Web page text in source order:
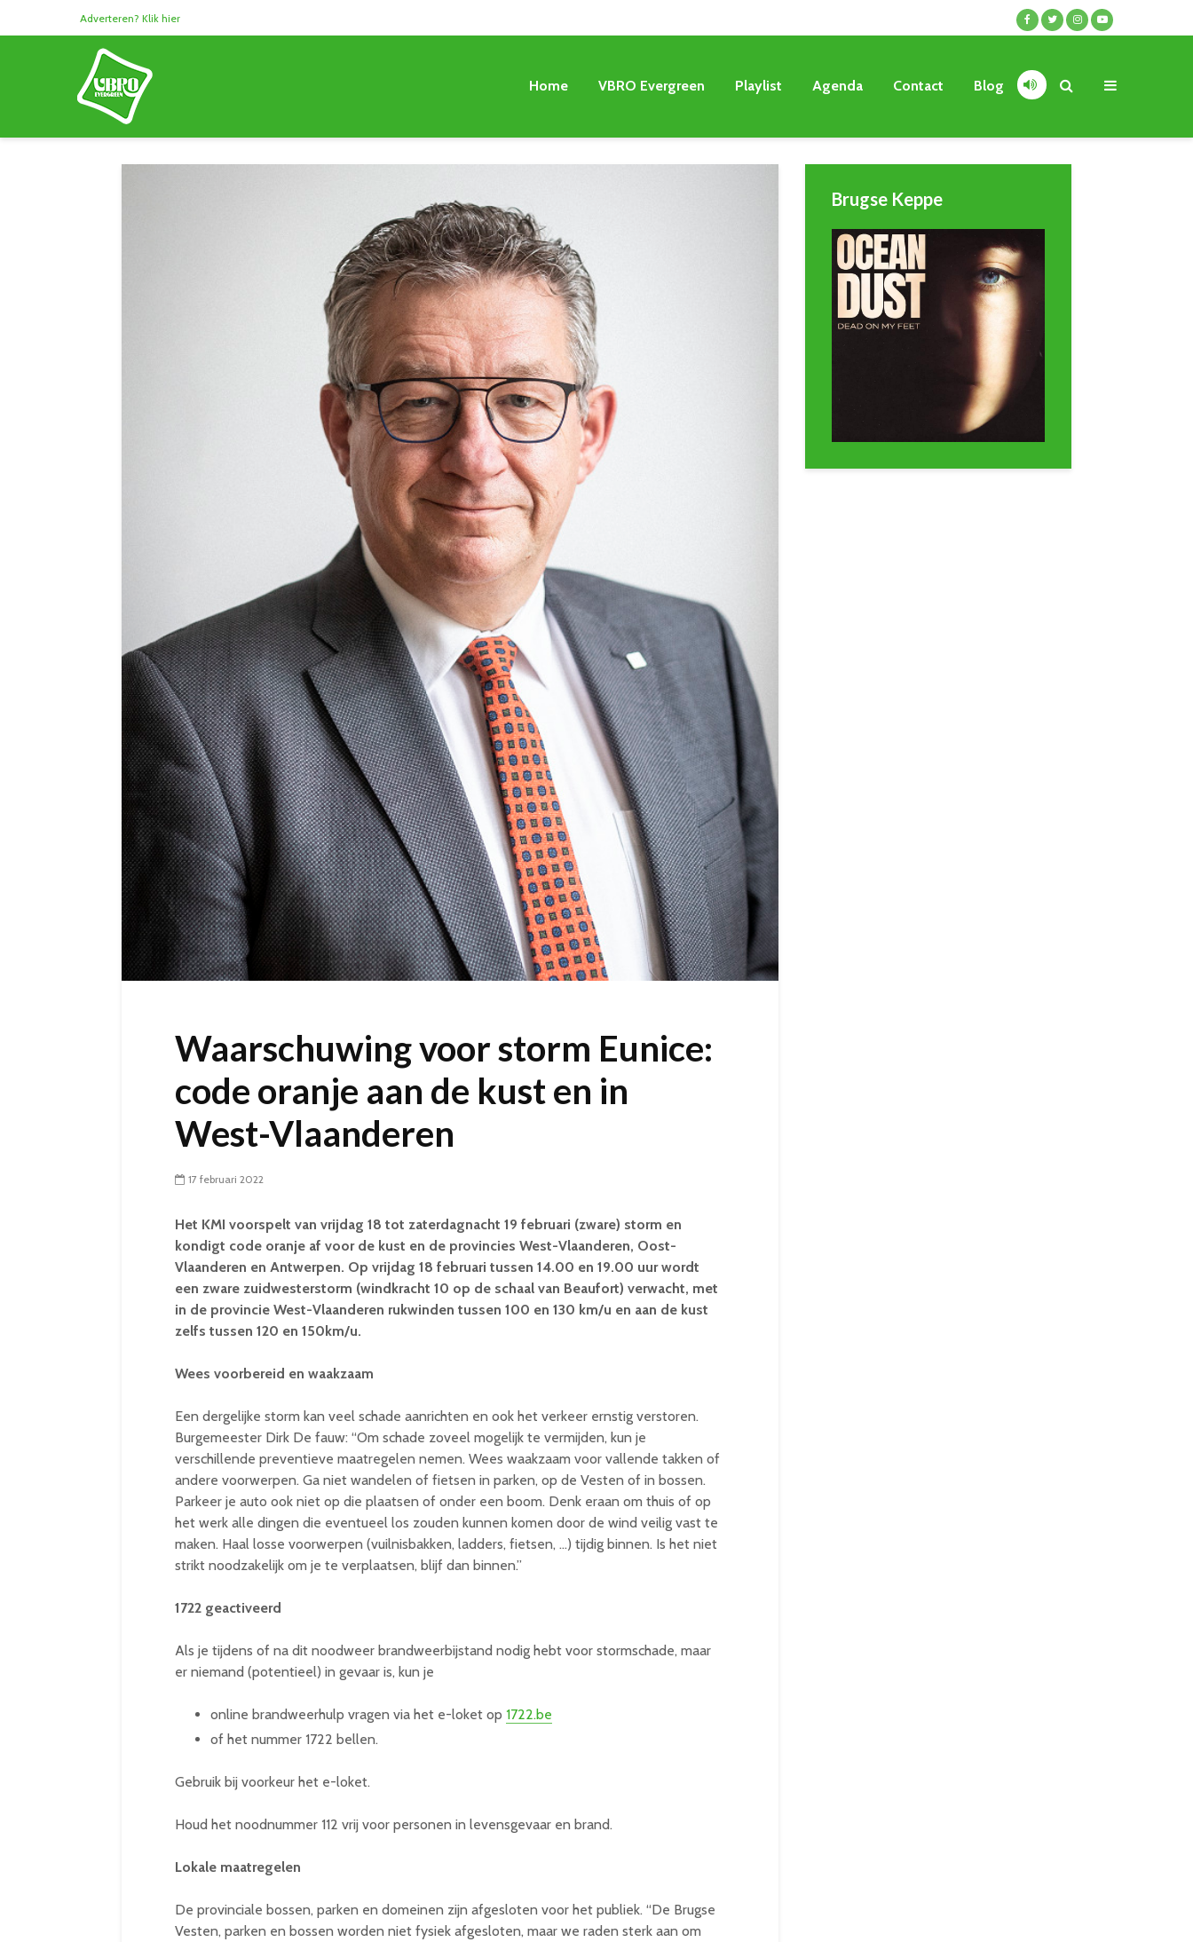
Adverteren? Klik hier
Home VBRO Evergreen Playlist Agenda Contact Blog
Waarschuwing voor storm Eunice:
code oranje aan de kust en in
West-Vlaanderen
17 februari 2022
Het KMI voorspelt van vrijdag 18 tot zaterdagnacht 19 februari (zware) storm en
kondigt code oranje af voor de kust en de provincies West-Vlaanderen, Oost-
Vlaanderen en Antwerpen. Op vrijdag 18 februari tussen 14.00 en 19.00 uur wordt
een zware zuidwesterstorm (windkracht 10 op de schaal van Beaufort) verwacht, met
in de provincie West-Vlaanderen rukwinden tussen 100 en 130 km/u en aan de kust
zelfs tussen 120 en 150km/u.
Wees voorbereid en waakzaam
Een dergelijke storm kan veel schade aanrichten en ook het verkeer ernstig verstoren.
Burgemeester Dirk De fauw: “Om schade zoveel mogelijk te vermijden, kun je
verschillende preventieve maatregelen nemen. Wees waakzaam voor vallende takken of
andere voorwerpen. Ga niet wandelen of fietsen in parken, op de Vesten of in bossen.
Parkeer je auto ook niet op die plaatsen of onder een boom. Denk eraan om thuis of op
het werk alle dingen die eventueel los zouden kunnen komen door de wind veilig vast te
maken. Haal losse voorwerpen (vuilnisbakken, ladders, fietsen, …) tijdig binnen. Is het niet
strikt noodzakelijk om je te verplaatsen, blijf dan binnen.”
1722 geactiveerd
Als je tijdens of na dit noodweer brandweerbijstand nodig hebt voor stormschade, maar
er niemand (potentieel) in gevaar is, kun je
online brandweerhulp vragen via het e-loket op 1722.be
of het nummer 1722 bellen.
Gebruik bij voorkeur het e-loket.
Houd het noodnummer 112 vrij voor personen in levensgevaar en brand.
Lokale maatregelen
De provinciale bossen, parken en domeinen zijn afgesloten voor het publiek. “De Brugse
Vesten, parken en bossen worden niet fysiek afgesloten, maar we raden sterk aan om
Brugse Keppe